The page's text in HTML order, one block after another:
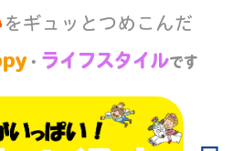
・ ライフスタイルです